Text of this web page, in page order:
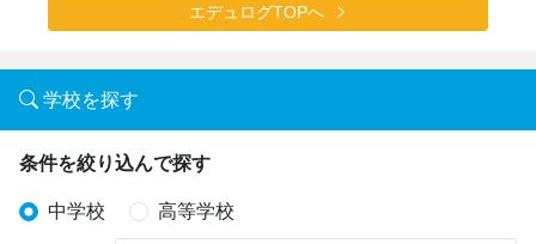
エデュログTOPへ
学校を探す
条件を絞り込んで探す
中学校 高等学校